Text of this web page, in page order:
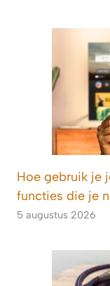
Hoe gebruik je
functies die je
5 augustus 2026